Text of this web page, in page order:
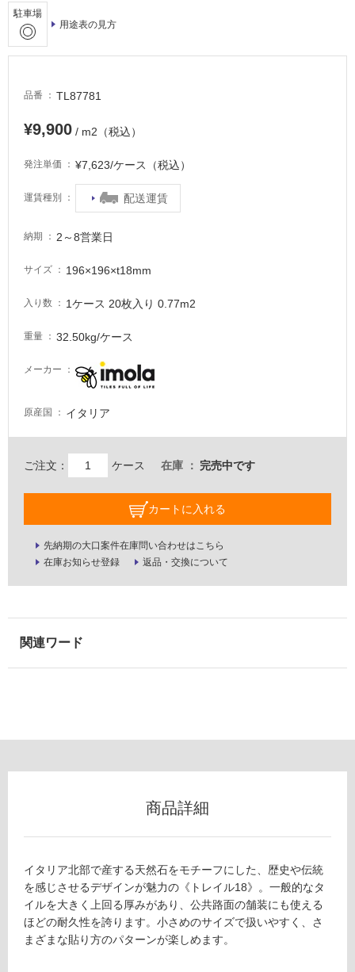
駐車場
用途表の見方
品番 TL87781
¥9,900 / m2（税込）
発注単価 ¥7,623/ケース（税込）
運賃種別 配送運賃
納期 2～8営業日
サイズ 196×196×t18mm
入り数 1ケース 20枚入り 0.77m2
重量 32.50kg/ケース
メーカー
原産国 イタリア
ご注文： ケース 在庫 完売中です
カートに入れる
先納期の大口案件在庫問い合わせはこちら
在庫お知らせ登録
返品・交換について
て
注
が
要
し
い
内
壁・
外
室
可
能
能
用
フ
ロ
商品詳細
イタリア北部で産する天然石をモチーフにした、歴史や伝統
を感じさせるデザインが魅力の《トレイル18》。一般的なタ
イルを大きく上回る厚みがあり、公共路面の舗装にも使える
ほどの耐久性を誇ります。小さめのサイズで扱いやすく、さ
まざまな貼り方のパターンが楽しめます。